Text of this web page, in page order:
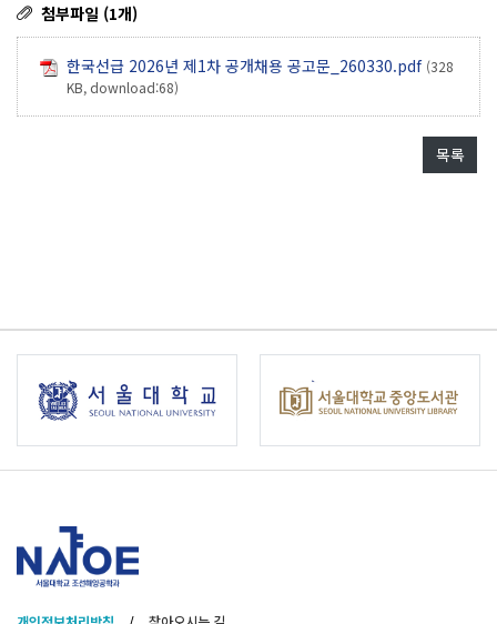
첨부파일 (1개)
한국선급 2026년 제1차 공개채용 공고문_260330.pdf (328
KB, download:68)
목록